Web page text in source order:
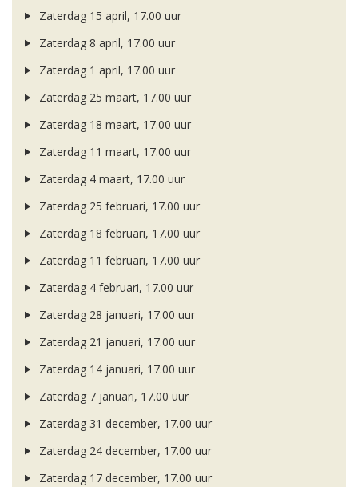
Zaterdag 15 april, 17.00 uur
Zaterdag 8 april, 17.00 uur
Zaterdag 1 april, 17.00 uur
Zaterdag 25 maart, 17.00 uur
Zaterdag 18 maart, 17.00 uur
Zaterdag 11 maart, 17.00 uur
Zaterdag 4 maart, 17.00 uur
Zaterdag 25 februari, 17.00 uur
Zaterdag 18 februari, 17.00 uur
Zaterdag 11 februari, 17.00 uur
Zaterdag 4 februari, 17.00 uur
Zaterdag 28 januari, 17.00 uur
Zaterdag 21 januari, 17.00 uur
Zaterdag 14 januari, 17.00 uur
Zaterdag 7 januari, 17.00 uur
Zaterdag 31 december, 17.00 uur
Zaterdag 24 december, 17.00 uur
Zaterdag 17 december, 17.00 uur